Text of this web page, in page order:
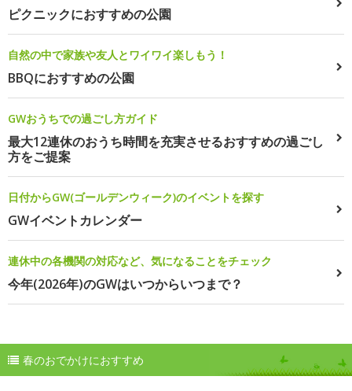
ピクニックにおすすめの公園
自然の中で家族や友人とワイワイ楽しもう！
BBQにおすすめの公園
GWおうちでの過ごし方ガイド
最大12連休のおうち時間を充実させるおすすめの過ごし
方をご提案
日付からGW(ゴールデンウィーク)のイベントを探す
GWイベントカレンダー
連休中の各機関の対応など、気になることをチェック
今年(2026年)のGWはいつからいつまで？
春のおでかけにおすすめ